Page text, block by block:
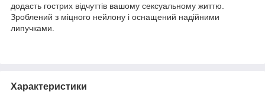
додасть гострих відчуттів вашому сексуальному життю.
Зроблений з міцного нейлону і оснащений надійними
липучками.
Характеристики